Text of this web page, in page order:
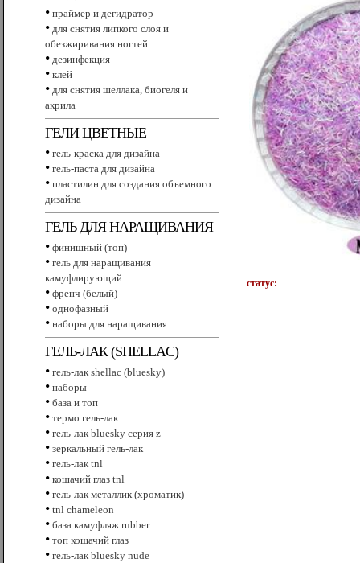
• праймер и дегидратор
• для снятия липкого слоя и
обезжиривания ногтей
• дезинфекция
• клей
• для снятия шеллака, биогеля и
акрила
ГЕЛИ ЦВЕТНЫЕ
• гель-краска для дизайна
• гель-паста для дизайна
• пластилин для создания объемного
дизайна
ГЕЛЬ ДЛЯ НАРАЩИВАНИЯ
• финишный (топ)
• гель для наращивания
камуфлирующий
• френч (белый)
• однофазный
• наборы для наращивания
ГЕЛЬ-ЛАК (SHELLAC)
• гель-лак shellac (bluesky)
• наборы
• база и топ
• термо гель-лак
• гель-лак bluesky серия z
• зеркальный гель-лак
• гель-лак tnl
• кошачий глаз tnl
• гель-лак металлик (хроматик)
• tnl сhameleon
• база камуфляж rubber
• топ кошачий глаз
• гель-лак bluesky nude
статус: